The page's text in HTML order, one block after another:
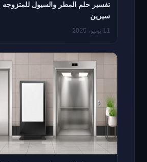
تفسير حلم المطر والسيول للمتزوجه
سيرين
11 يونيو، 2025